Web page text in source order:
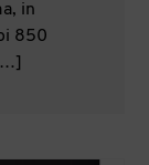
in
850